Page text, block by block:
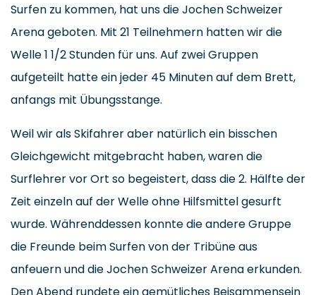
Surfen zu kommen, hat uns die Jochen Schweizer
Arena geboten. Mit 21 Teilnehmern hatten wir die
Welle 1 1/2 Stunden für uns. Auf zwei Gruppen
aufgeteilt hatte ein jeder 45 Minuten auf dem Brett,
anfangs mit Übungsstange.
Weil wir als Skifahrer aber natürlich ein bisschen
Gleichgewicht mitgebracht haben, waren die
Surflehrer vor Ort so begeistert, dass die 2. Hälfte der
Zeit einzeln auf der Welle ohne Hilfsmittel gesurft
wurde. Währenddessen konnte die andere Gruppe
die Freunde beim Surfen von der Tribüne aus
anfeuern und die Jochen Schweizer Arena erkunden.